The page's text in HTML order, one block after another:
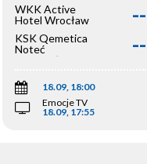
WKK Active
Hotel Wrocław
--
KSK Qemetica
Noteć
Inowrocław
--
18.09, 18:00
Emocje TV
18.09, 17:55